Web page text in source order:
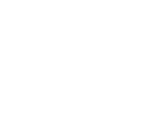
spatioase